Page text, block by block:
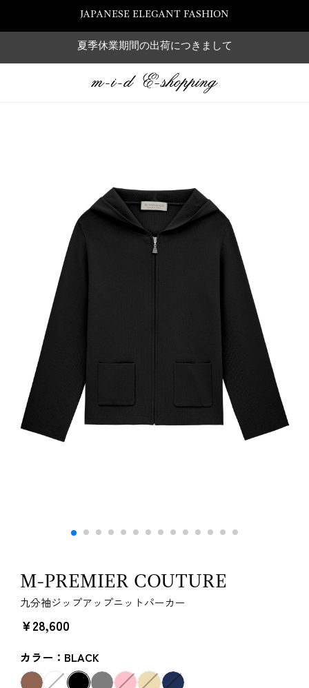
JAPANESE ELEGANT FASHION
夏季休業期間の出荷につきまして
M-PREMIER COUTURE
九分袖ジップアップニットパーカー
￥28,600
カラー：BLACK